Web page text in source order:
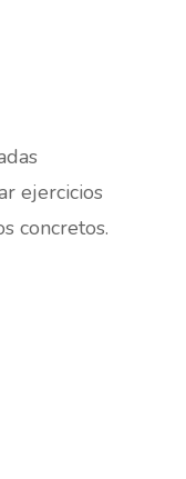
ejercicios
concretos.